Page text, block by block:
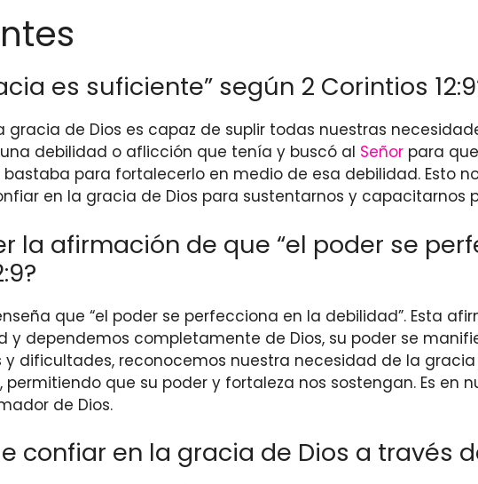
es suficiente” según 2 Corintios
gracia de Dios es capaz de suplir todas nuestras
una debilidad o aflicción que tenía y buscó al Señor para
para fortalecerlo en medio de esa debilidad. Esto
en la gracia de Dios para sustentarnos y capacitarnos
la afirmación de que “el poder se
que “el poder se perfecciona en la debilidad”. Esta
y dependemos completamente de Dios, su poder se
dificultades, reconocemos nuestra necesidad de la gracia
permitiendo que su poder y fortaleza nos sostengan. Es
de Dios.
confiar en la gracia de Dios a través